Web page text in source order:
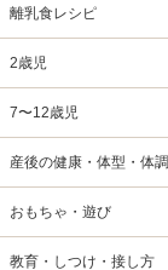
離乳食レシピ
2歳児
7〜12歳児
産後の健康・体型・体調
おもちゃ・遊び
教育・しつけ・接し方